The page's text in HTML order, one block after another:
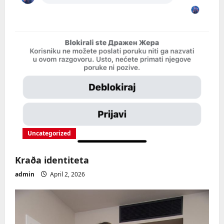
Uncategorized
Kraða identiteta
admin April 2, 2026